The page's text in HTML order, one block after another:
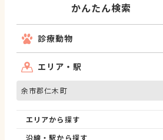
かんたん検索
診療動物
エリア・駅
余市郡仁木町
エリアから探す
沿線・駅から探す